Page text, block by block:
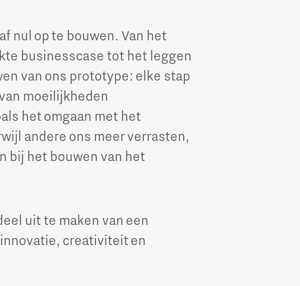
nul op te bouwen. Van het
businesscase tot het leggen
van ons prototype: elke stap
moeilijkheden
het omgaan met het
andere ons meer verrasten,
bij het bouwen van het
uit te maken van een
creativiteit en